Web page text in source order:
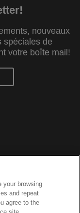
nouveaux
spéciales de
votre boîte mail!
your browsing
and repeat
agree to the